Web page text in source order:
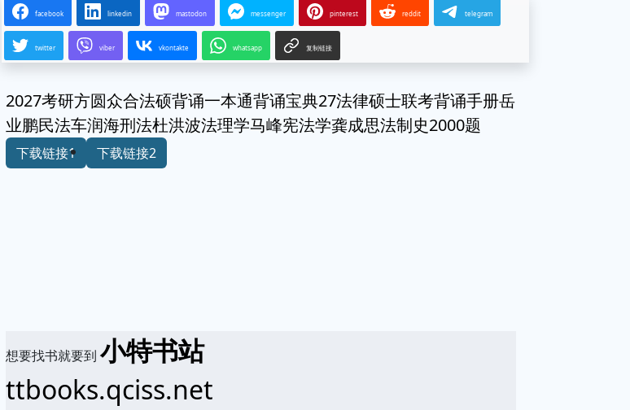
facebook linkedin mastodon messenger pinterest reddit telegram
twitter viber vkontakte whatsapp 复制链接
2027考研方圆众合法硕背诵一本通背诵宝典27法律硕士联考背诵手册岳
业鹏民法车润海刑法杜洪波法理学马峰宪法学龚成思法制史2000题
下载链接1 下载链接2
想要找书就要到小特书站
ttbooks.qciss.net